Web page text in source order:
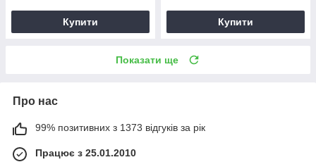
Купити Купити
Показати ще
Про нас
99% позитивних з 1373 відгуків за рік
Працює з 25.01.2010